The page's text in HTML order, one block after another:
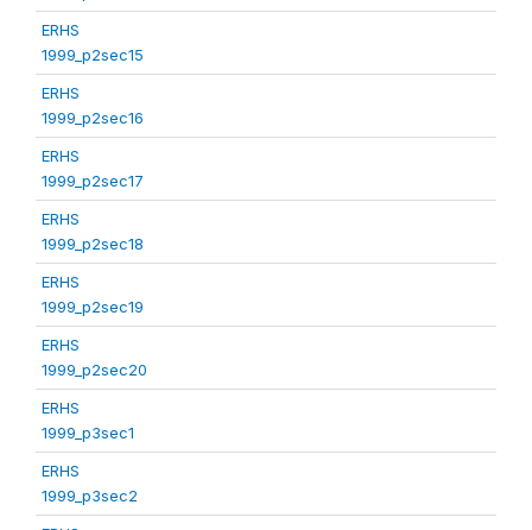
ERHS
1999_p2sec15
ERHS
1999_p2sec16
ERHS
1999_p2sec17
ERHS
1999_p2sec18
ERHS
1999_p2sec19
ERHS
1999_p2sec20
ERHS
1999_p3sec1
ERHS
1999_p3sec2